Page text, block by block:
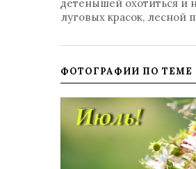
детенышей охотиться и
луговых красок, лесной
ФОТОГРАФИИ ПО ТЕМЕ